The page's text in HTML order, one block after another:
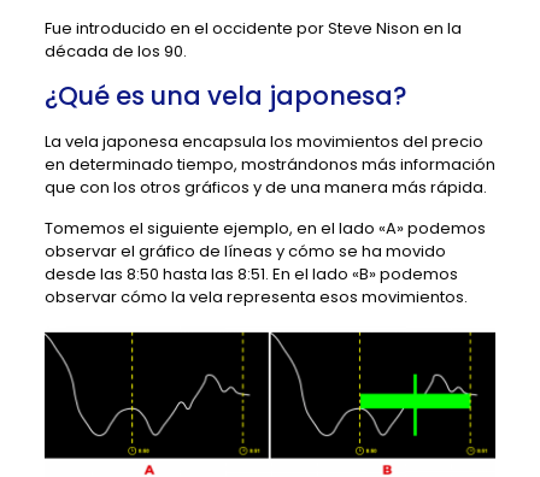
Fue introducido en el occidente por Steve Nison en la
década de los 90.
¿Qué es una vela japonesa?
La vela japonesa encapsula los movimientos del precio
en determinado tiempo, mostrándonos más información
que con los otros gráficos y de una manera más rápida.
Tomemos el siguiente ejemplo, en el lado «A» podemos
observar el gráfico de líneas y cómo se ha movido
desde las 8:50 hasta las 8:51. En el lado «B» podemos
observar cómo la vela representa esos movimientos.